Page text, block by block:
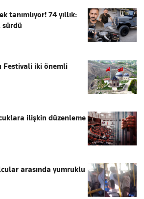
tanımlıyor! 74 yıllık:
sürdü
Festivali iki önemli
ilişkin düzenleme
arasında yumruklu